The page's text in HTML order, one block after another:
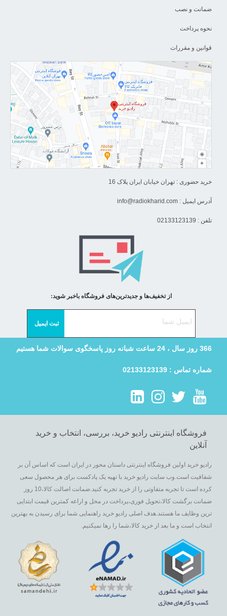
ضمانت و نصب
نحوه پرداخت
قوانین و مقررات
خرید حضوری : تهران خیابان ایران پلاک 16
آدرس ایمیل : info@radiokharid.com
تلفن : 02133123139
366 روز سال ، 24 ساعت شبانه روز پاسخگوی سوالات شما هستیم
شماره تماس : 02133123139
از تخفیف‌ها و جدیدترین‌های فروشگاه باخبر شوید:
فروشگاه اینترنتی رادیو خرید، بررسی، انتخاب و خرید
آنلاین
رادیو خرید اولین فروشگاه اینترنتی داستان محور در ایران است که اساس آن بر
شفافیت است.وب سایت رادیو خرید با تهیه یک پادکست برای هر محصول سعی
کرده است تا تجربه متفاوتی را از خرید تجربه کنید.ضمانت اصالت کالا،10 روز
ضمانت برگشت کالا،تحویل فوری،پرداخت در محل و اراعه کمترین قیمت ابتدایی
ترین وظایف ما هستند.هدف اصلی رادیو خرید راهنمایی شما برای رسیدن به بهترین
انتخاب است و ما بعد از خرید کالا،شما را رها نمیکنیم.